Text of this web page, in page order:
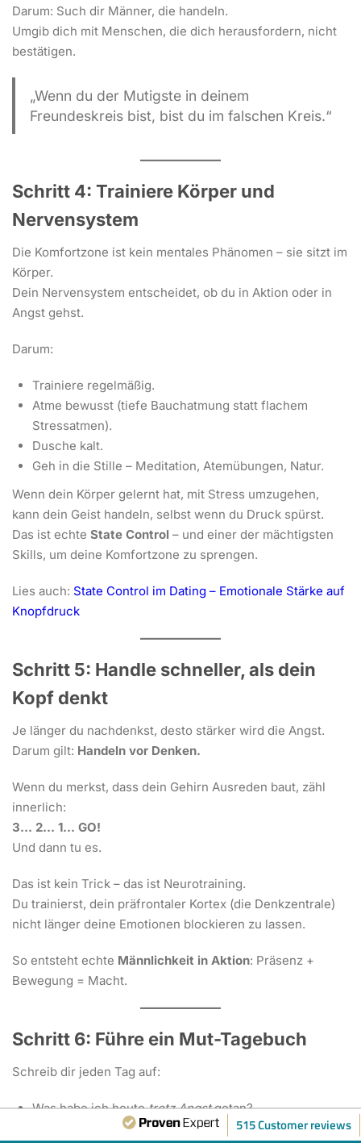
Darum: Such dir Männer, die handeln.
Umgib dich mit Menschen, die dich herausfordern, nicht
bestätigen.
„Wenn du der Mutigste in deinem
Freundeskreis bist, bist du im falschen Kreis.“
Schritt 4: Trainiere Körper und
Nervensystem
Die Komfortzone ist kein mentales Phänomen – sie sitzt im
Körper.
Dein Nervensystem entscheidet, ob du in Aktion oder in
Angst gehst.
Darum:
Trainiere regelmäßig.
Atme bewusst (tiefe Bauchatmung statt flachem
Stressatmen).
Dusche kalt.
Geh in die Stille – Meditation, Atemübungen, Natur.
Wenn dein Körper gelernt hat, mit Stress umzugehen,
kann dein Geist handeln, selbst wenn du Druck spürst.
Das ist echte State Control – und einer der mächtigsten
Skills, um deine Komfortzone zu sprengen.
Lies auch: State Control im Dating – Emotionale Stärke auf
Knopfdruck
Schritt 5: Handle schneller, als dein
Kopf denkt
Je länger du nachdenkst, desto stärker wird die Angst.
Darum gilt: Handeln vor Denken.
Wenn du merkst, dass dein Gehirn Ausreden baut, zähl
innerlich:
3… 2… 1… GO!
Und dann tu es.
Das ist kein Trick – das ist Neurotraining.
Du trainierst, dein präfrontaler Kortex (die Denkzentrale)
nicht länger deine Emotionen blockieren zu lassen.
So entsteht echte Männlichkeit in Aktion: Präsenz +
Bewegung = Macht.
Schritt 6: Führe ein Mut-Tagebuch
Schreib dir jeden Tag auf:
Was habe ich heutetrotz Angstgetan?
Wo habe ich mich klein gemacht?
515 Customer reviews